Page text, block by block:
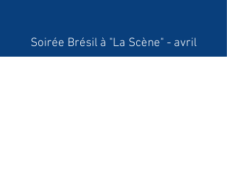
Soirée Brésil à "La Scène" - avril